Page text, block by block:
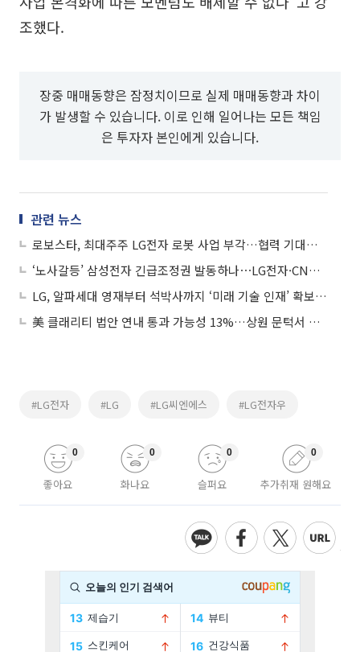
조했다.
장중 매매동향은 잠정치이므로 실제 매매동향과 차이
가 발생할 수 있습니다. 이로 인해 일어나는 모든 책임
은 투자자 본인에게 있습니다.
관련 뉴스
로보스타, 최대주주 LG전자 로봇 사업 부각…협력 기대감에 상승세
‘노사갈등’ 삼성전자 긴급조정권 발동하나⋯LG전자·CNS 강세
LG, 알파세대 영재부터 석박사까지 ‘미래 기술 인재’ 확보 나선다
美 클래리티 법안 연내 통과 가능성 13%…상원 문턱서 제동
#LG전자 #LG #LG씨엔에스 #LG전자우
좋아요
0
화나요
0
슬퍼요
0
추가취재 원해요
0